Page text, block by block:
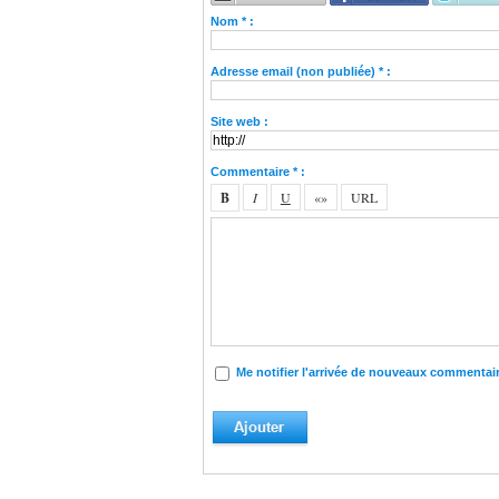
Nom * :
Adresse email (non publiée) * :
Site web :
Commentaire * :
Me notifier l'arrivée de nouveaux